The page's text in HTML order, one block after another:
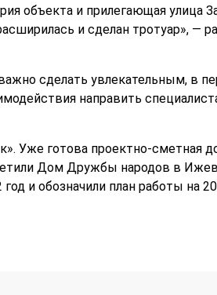
объекта и прилегающая улица
и сделан тротуар», —
сделать увлекательным, в
направить
Уже готова проектно-сметная
Дом Дружбы народов в
и обозначили план работы на